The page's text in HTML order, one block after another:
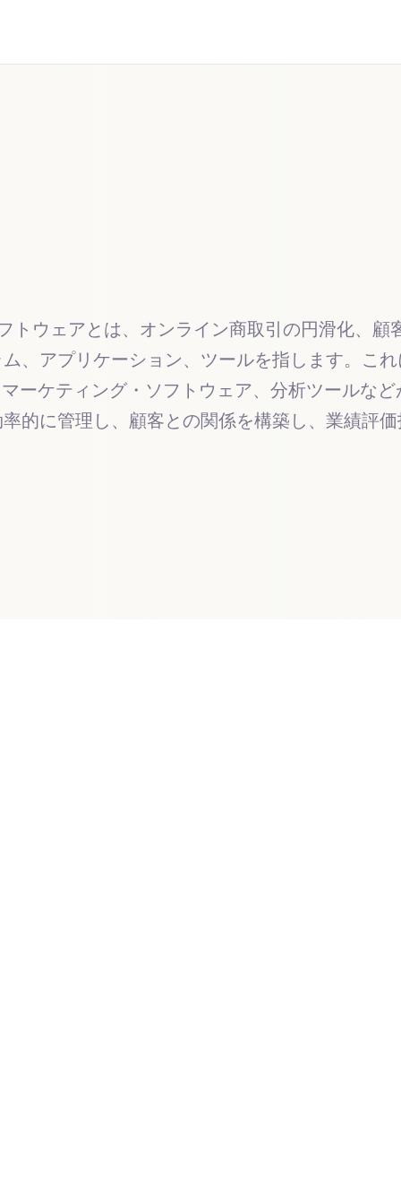
トウェアとは、オンライン商取引の円滑化、
、アプリケーション、ツールを指します。こ
ーケティング・ソフトウェア、分析ツールな
的に管理し、顧客との関係を構築し、業績評